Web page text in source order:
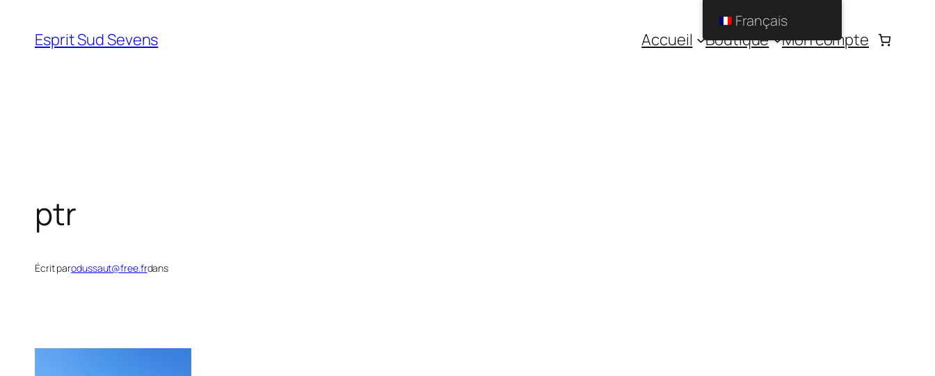
Esprit Sud Sevens Accueil Boutique Mon compte
ptr
Écrit parodussaut@free.frdans
Français